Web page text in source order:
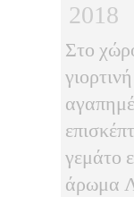
2018
Στο
γεμάτο
άρωμα